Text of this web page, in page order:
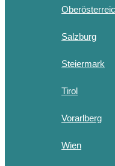
Salzburg
Steiermark
Tirol
Vorarlberg
Wien